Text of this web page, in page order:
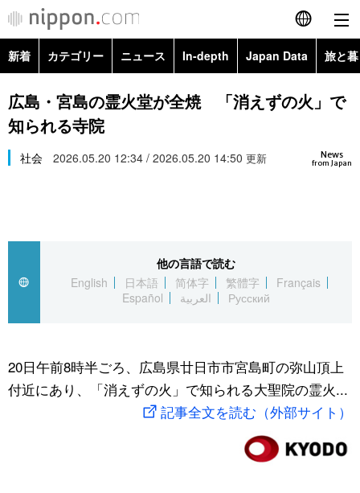
English
简体字
Русский
カテゴリー
経済・ビジネス
国際
文化
トップ
アーカイブ
In-depth
Japan Data
動画/Live
新着 カテゴリー ニュース In-depth Japan Data 旅と
政治・外交
経済・ビジネス
スポーツ・東京2020
Topics
広島・宮島の霊火堂が全焼 「消えずの火」で
知られる寺院
News
from Japan
社会 2026.05.20 12:34 / 2026.05.20 14:50 更新
他の言語で読む
English
日本語 简体字 繁體字
Français
Español
العربية Русский
20日午前8時半ごろ、広島県廿日市市宮島町の弥山頂上
付近にあり、「消えずの火」で知られる大聖院の霊火...
記事全文を読む（外部サイト）